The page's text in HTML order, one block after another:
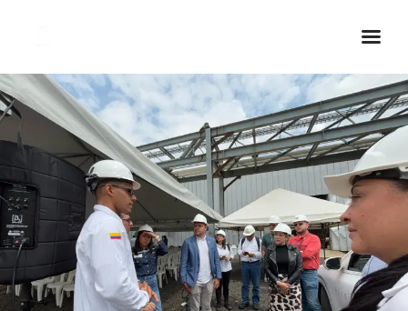
Inicio Real FM
Streaming
En Vivo
Descarga La APP
Programas
Noticias
Equipo